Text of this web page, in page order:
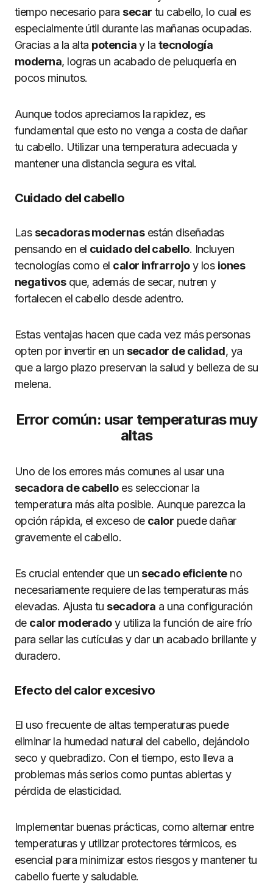
tiempo necesario para secar tu cabello, lo cual es
especialmente útil durante las mañanas ocupadas.
Gracias a la alta potenciay la tecnología
moderna, logras un acabado de peluquería en
pocos minutos.
Aunque todos apreciamos la rapidez, es
fundamental que esto no venga a costa de dañar
tu cabello. Utilizar una temperatura adecuada y
mantener una distancia segura es vital.
Cuidado del cabello
Las secadoras modernasestán diseñadas
pensando en el cuidado del cabello. Incluyen
tecnologías como el calor infrarrojoy los iones
negativosque, además de secar, nutren y
fortalecen el cabello desde adentro.
Estas ventajas hacen que cada vez más personas
opten por invertir en un secador de calidad, ya
que a largo plazo preservan la salud y belleza de su
melena.
Error común: usar temperaturas muy
altas
Uno de los errores más comunes al usar una
secadora de cabelloes seleccionar la
temperatura más alta posible. Aunque parezca la
opción rápida, el exceso de calor puede dañar
gravemente el cabello.
Es crucial entender que un secado eficienteno
necesariamente requiere de las temperaturas más
elevadas. Ajusta tu secadora a una configuración
de calor moderadoy utiliza la función de aire frío
para sellar las cutículas y dar un acabado brillante y
duradero.
Efecto del calor excesivo
El uso frecuente de altas temperaturas puede
eliminar la humedad natural del cabello, dejándolo
seco y quebradizo. Con el tiempo, esto lleva a
problemas más serios como puntas abiertas y
pérdida de elasticidad.
Implementar buenas prácticas, como alternar entre
temperaturas y utilizar protectores térmicos, es
esencial para minimizar estos riesgos y mantener tu
cabello fuerte y saludable.